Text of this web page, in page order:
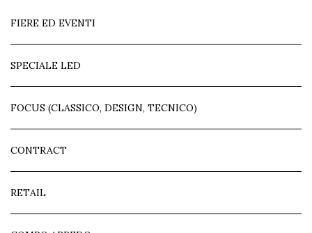
FIERE ED EVENTI
SPECIALE LED
FOCUS (CLASSICO, DESIGN, TECNICO)
CONTRACT
RETAIL